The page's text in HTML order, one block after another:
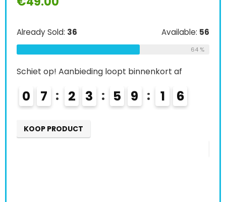
56
Available:
Schiet op! Aanbieding loopt binnenkort af